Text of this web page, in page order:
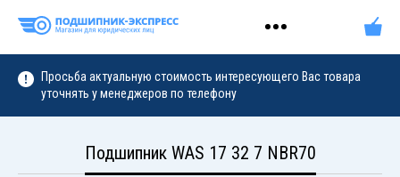
Просьба актуальную стоимость интересующего Вас товара
уточнять у менеджеров по телефону
Подшипник WAS 17 32 7 NBR70